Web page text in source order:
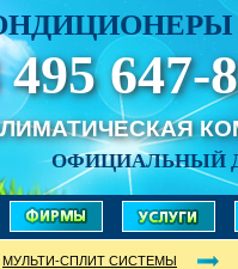
495 647-
ОФИЦИАЛЬНЫЙ
МУЛЬТИ-СПЛИТ СИСТЕМЫ